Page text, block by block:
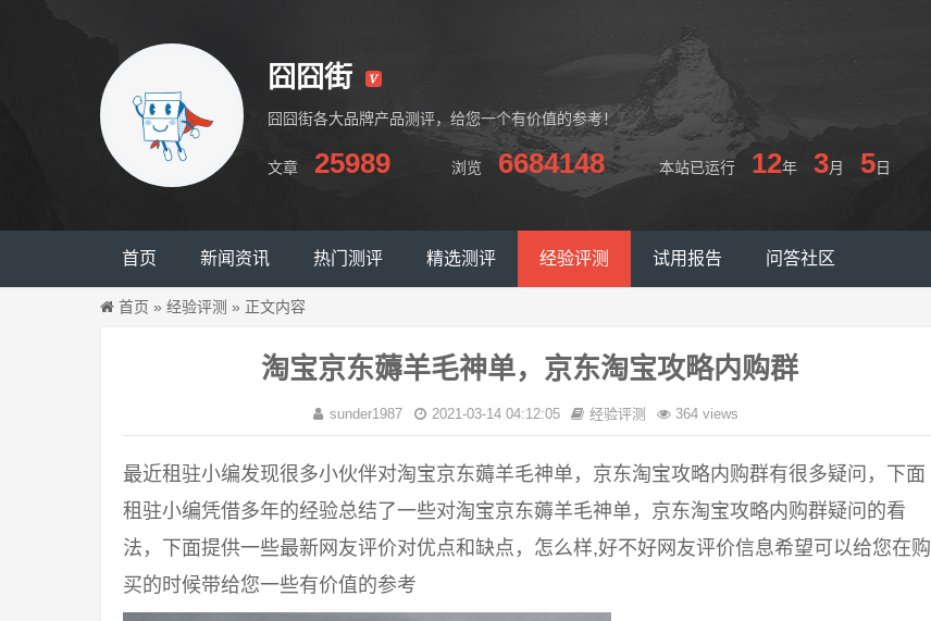
囧囧街
囧囧街各大品牌产品测评，给您一个有价值的参考！
文章 25989 浏览 6684148 本站已运行 12年 3月 5日
首页 新闻资讯 热门测评 精选测评 经验评测 试用报告 问答社区
首页 » 经验评测 » 正文内容
淘宝京东薅羊毛神单，京东淘宝攻略内购群
sunder1987 2021-03-14 04:12:05 经验评测 364 views
最近租驻小编发现很多小伙伴对淘宝京东薅羊毛神单，京东淘宝攻略内购群有很多疑问，下面
租驻小编凭借多年的经验总结了一些对淘宝京东薅羊毛神单，京东淘宝攻略内购群疑问的看
法，下面提供一些最新网友评价对优点和缺点，怎么样,好不好网友评价信息希望可以给您在购
买的时候带给您一些有价值的参考